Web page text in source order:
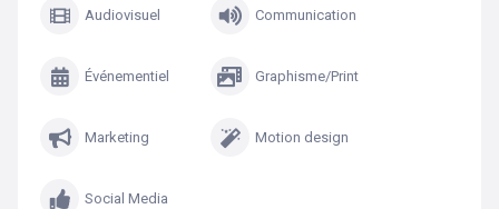
Audiovisuel Communication
Événementiel Graphisme/Print
Marketing Motion design
Social Media